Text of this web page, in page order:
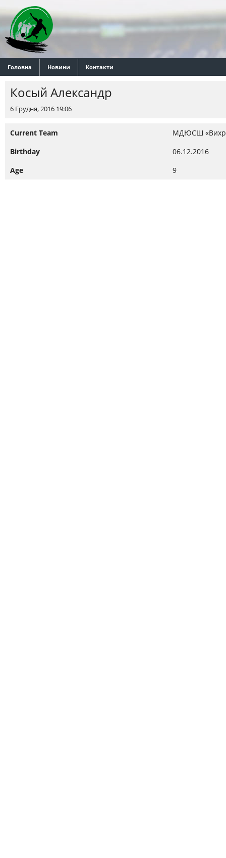
Головна Новини Контакти
Косый Александр
6 Грудня, 2016 19:06
Current Team
МДЮСШ
Birthday
06.12.2016
Age
9